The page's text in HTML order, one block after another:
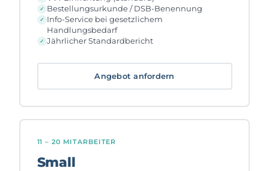
Bestellungsurkunde / DSB-Benennung
Info-Service bei gesetzlichem
Handlungsbedarf
Jährlicher Standardbericht
Angebot anfordern
11 – 20 MITARBEITER
Small